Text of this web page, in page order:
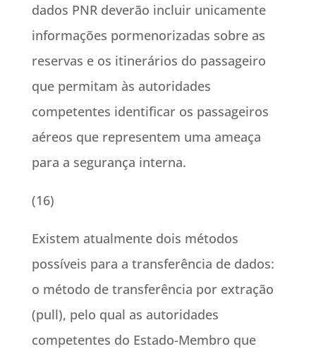
dados PNR deverão incluir unicamente
informações pormenorizadas sobre as
reservas e os itinerários do passageiro
que permitam às autoridades
competentes identificar os passageiros
aéreos que representem uma ameaça
para a segurança interna.
(16)
Existem atualmente dois métodos
possíveis para a transferência de dados:
o método de transferência por extração
(pull), pelo qual as autoridades
competentes do Estado-Membro que